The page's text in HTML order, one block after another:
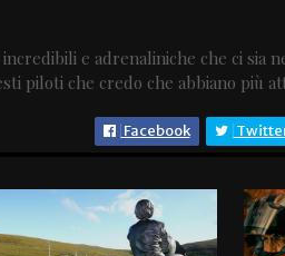
e adrenaliniche che ci sia
piloti che credo che abbiano più
Facebook